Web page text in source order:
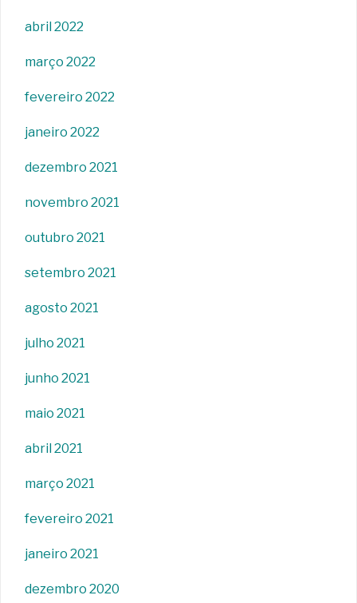
abril 2022
março 2022
fevereiro 2022
janeiro 2022
dezembro 2021
novembro 2021
outubro 2021
setembro 2021
agosto 2021
julho 2021
junho 2021
maio 2021
abril 2021
março 2021
fevereiro 2021
janeiro 2021
dezembro 2020